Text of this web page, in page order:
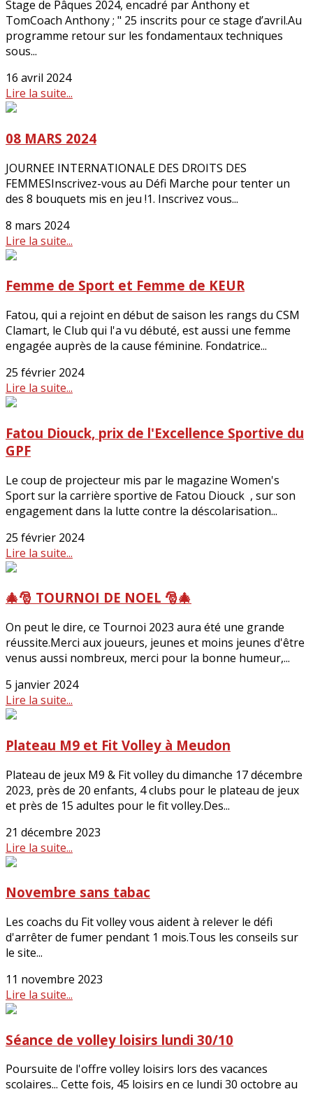
Stage de Pâques 2024, encadré par Anthony et
TomCoach Anthony ; " 25 inscrits pour ce stage d’avril.Au
programme retour sur les fondamentaux techniques
sous...
16 avril 2024
Lire la suite...
08 MARS 2024
JOURNEE INTERNATIONALE DES DROITS DES
FEMMESInscrivez-vous au Défi Marche pour tenter un
des 8 bouquets mis en jeu !1. Inscrivez vous...
8 mars 2024
Lire la suite...
Femme de Sport et Femme de KEUR
Fatou, qui a rejoint en début de saison les rangs du CSM
Clamart, le Club qui l'a vu débuté, est aussi une femme
engagée auprès de la cause féminine. Fondatrice...
25 février 2024
Lire la suite...
Fatou Diouck, prix de l'Excellence Sportive du
GPF
Le coup de projecteur mis par le magazine Women's
Sport sur la carrière sportive de Fatou Diouck , sur son
engagement dans la lutte contre la déscolarisation...
25 février 2024
Lire la suite...
🎄🎅 TOURNOI DE NOEL 🎅🎄
On peut le dire, ce Tournoi 2023 aura été une grande
réussite.Merci aux joueurs, jeunes et moins jeunes d'être
venus aussi nombreux, merci pour la bonne humeur,...
5 janvier 2024
Lire la suite...
Plateau M9 et Fit Volley à Meudon
Plateau de jeux M9 & Fit volley du dimanche 17 décembre
2023, près de 20 enfants, 4 clubs pour le plateau de jeux
et près de 15 adultes pour le fit volley.Des...
21 décembre 2023
Lire la suite...
Novembre sans tabac
Les coachs du Fit volley vous aident à relever le défi
d'arrêter de fumer pendant 1 mois.Tous les conseils sur
le site...
11 novembre 2023
Lire la suite...
Séance de volley loisirs lundi 30/10
Poursuite de l'offre volley loisirs lors des vacances
scolaires... Cette fois, 45 loisirs en ce lundi 30 octobre au